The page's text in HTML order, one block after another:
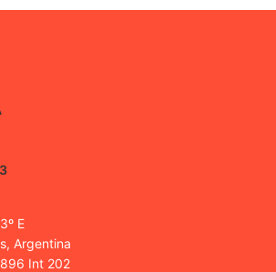
E
Argentina
Int 202